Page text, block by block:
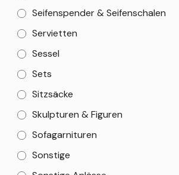
Seifenspender & Seifenschalen
Servietten
Sessel
Sets
Sitzsäcke
Skulpturen & Figuren
Sofagarnituren
Sonstige